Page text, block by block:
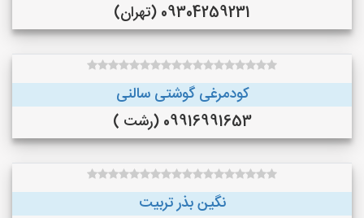
09304259231 (تهران)
کودمرغی گوشتی سالنی
09916991653 (رشت )
نگین بذر تربیت